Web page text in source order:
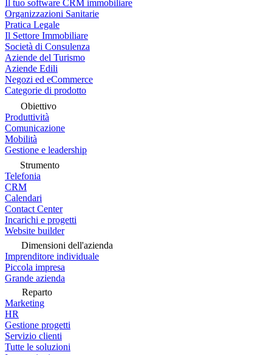
Il tuo software CRM immobiliare
Organizzazioni Sanitarie
Pratica Legale
Il Settore Immobiliare
Società di Consulenza
Aziende del Turismo
Aziende Edili
Negozi ed eCommerce
Categorie di prodotto
Obiettivo
Produttività
Comunicazione
Mobilità
Gestione e leadership
Strumento
Telefonia
CRM
Calendari
Contact Center
Incarichi e progetti
Website builder
Dimensioni dell'azienda
Imprenditore individuale
Piccola impresa
Grande azienda
Reparto
Marketing
HR
Gestione progetti
Servizio clienti
Tutte le soluzioni